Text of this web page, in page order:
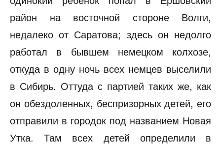
район на восточной стороне Волги,
недалеко от Саратова; здесь он недолго
работал в бывшем немецком колхозе,
откуда в одну ночь всех немцев выселили
в Сибирь. Оттуда с партией таких же, как
он обездоленных, беспризорных детей, его
отправили в городок под названием Новая
Утка. Там всех детей определили в